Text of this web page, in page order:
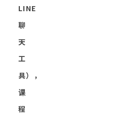
LINE
聊
天
工
具），
课
程